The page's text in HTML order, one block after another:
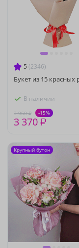
5 (2346)
Букет из 15 красных
В наличии
3 960 ₽ -15%
3 370 ₽
Крупный бутон